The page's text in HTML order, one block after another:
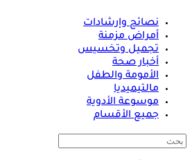
نصائح وإرشادات
أمراض مزمنة
تجميل وتخسيس
أخبار صحة
الأمومة والطفل
مالتيميديا
موسوعة الأدوية
جميع الأقسام